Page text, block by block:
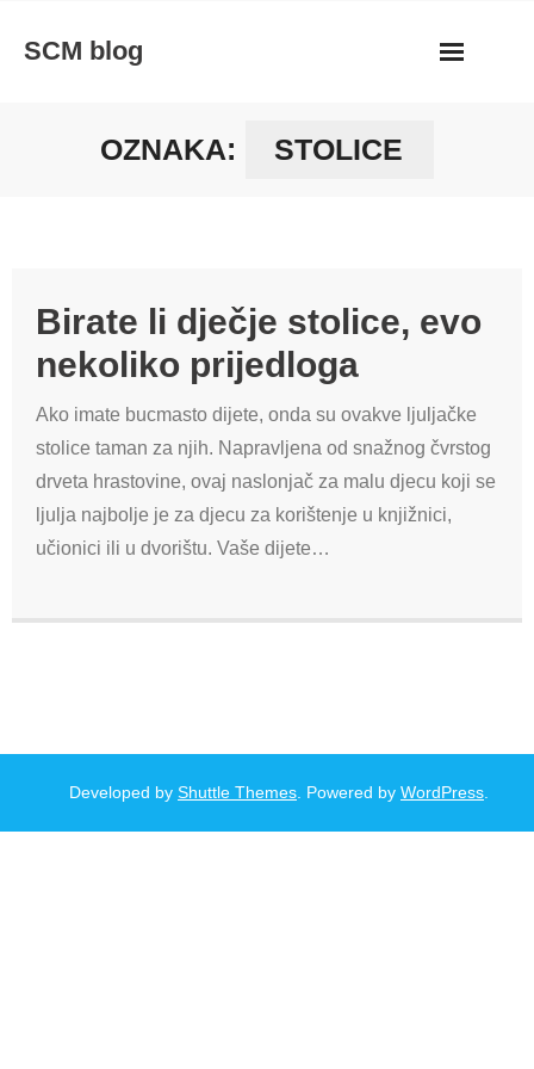
SCM blog
OZNAKA: STOLICE
Birate li dječje stolice, evo
nekoliko prijedloga
Ako imate bucmasto dijete, onda su ovakve ljuljačke
stolice taman za njih. Napravljena od snažnog čvrstog
drveta hrastovine, ovaj naslonjač za malu djecu koji se
ljulja najbolje je za djecu za korištenje u knjižnici,
učionici ili u dvorištu. Vaše dijete…
Developed by Shuttle Themes . Powered by WordPress